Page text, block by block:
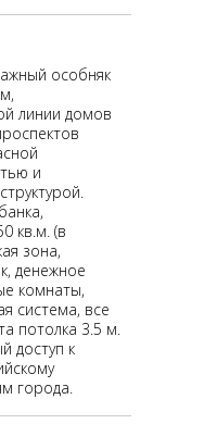
особняк
линии домов
и
кв.м. (в
зона,
денежное
комнаты,
система, все
потолка 3.5 м.
доступ к
города.